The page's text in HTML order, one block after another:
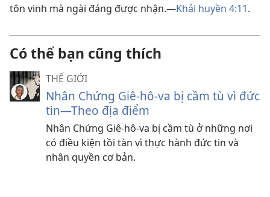
tôn vinh mà ngài đáng được nhận.—Khải huyền 4:11.
Có thể bạn cũng thích
THẾ GIỚI
Nhân Chứng Giê-hô-va bị cầm tù vì đức
tin—Theo địa điểm
Nhân Chứng Giê-hô-va bị cầm tù ở những nơi
có điều kiện tồi tàn vì thực hành đức tin và
nhân quyền cơ bản.